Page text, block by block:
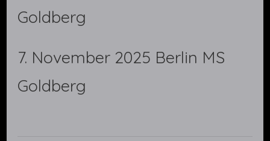
Goldberg
7. November 2025 Berlin MS
Goldberg